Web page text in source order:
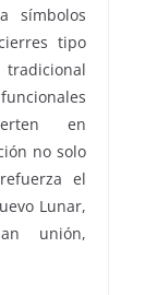
símbolos
tipo
tradicional
en
no solo
el
Lunar,
unión,